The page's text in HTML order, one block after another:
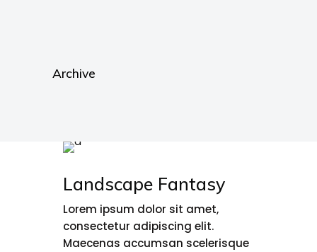
Archive
Landscape Fantasy
Lorem ipsum dolor sit amet,
consectetur adipiscing elit.
Maecenas accumsan scelerisque